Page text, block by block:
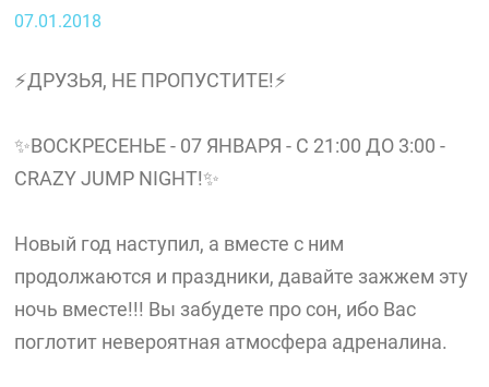
07.01.2018
⚡ДРУЗЬЯ, НЕ ПРОПУСТИТЕ!⚡
✨ВОСКРЕСЕНЬЕ - 07 ЯНВАРЯ - С 21:00 ДО 3:00 -
CRAZY JUMP NIGHT!✨
Новый год наступил, а вместе с ним
продолжаются и праздники, давайте зажжем эту
ночь вместе!!! Вы забудете про сон, ибо Вас
поглотит невероятная атмосфера адреналина.